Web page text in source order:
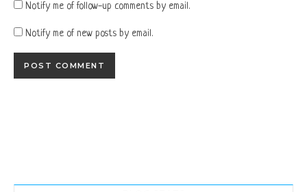
Notify me of follow-up comments by email.
Notify me of new posts by email.